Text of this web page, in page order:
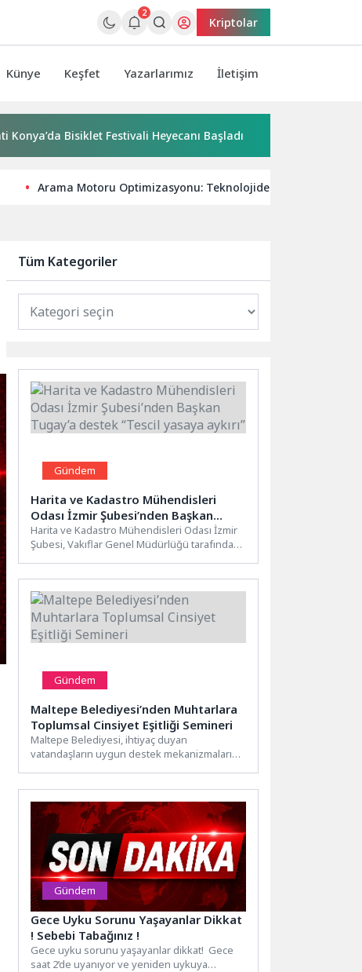
2
Kriptolar
Künye Keşfet Yazarlarımız İletişim
Bisiklet Festivali Heyecanı Başladı “Yaşamdan Yazıya”
Arama Motoru Optimizasyonu: Teknolojide Yükselmenin
Tüm Kategoriler
Gündem
Harita ve Kadastro Mühendisleri
Odası İzmir Şubesi’nden Başkan
Tugay’a destek “Tescil yasaya aykırı”
Harita ve Kadastro Mühendisleri Odası İzmir
Şubesi, Vakıflar Genel Müdürlüğü tarafından
Gündem
Maltepe Belediyesi’nden Muhtarlara
Toplumsal Cinsiyet Eşitliği Semineri
Maltepe Belediyesi, ihtiyaç duyan
vatandaşların uygun destek mekanizmalarına
Gündem
Gece Uyku Sorunu Yaşayanlar Dikkat
! Sebebi Tabağınız !
Gece uyku sorunu yaşayanlar dikkat! Gece
saat 2’de uyanıyor ve yeniden uykuya